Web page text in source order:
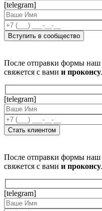
[telegram]
После отправки формы наш
свяжется с вами и
[telegram]
После отправки формы наш
свяжется с вами и
[telegram]